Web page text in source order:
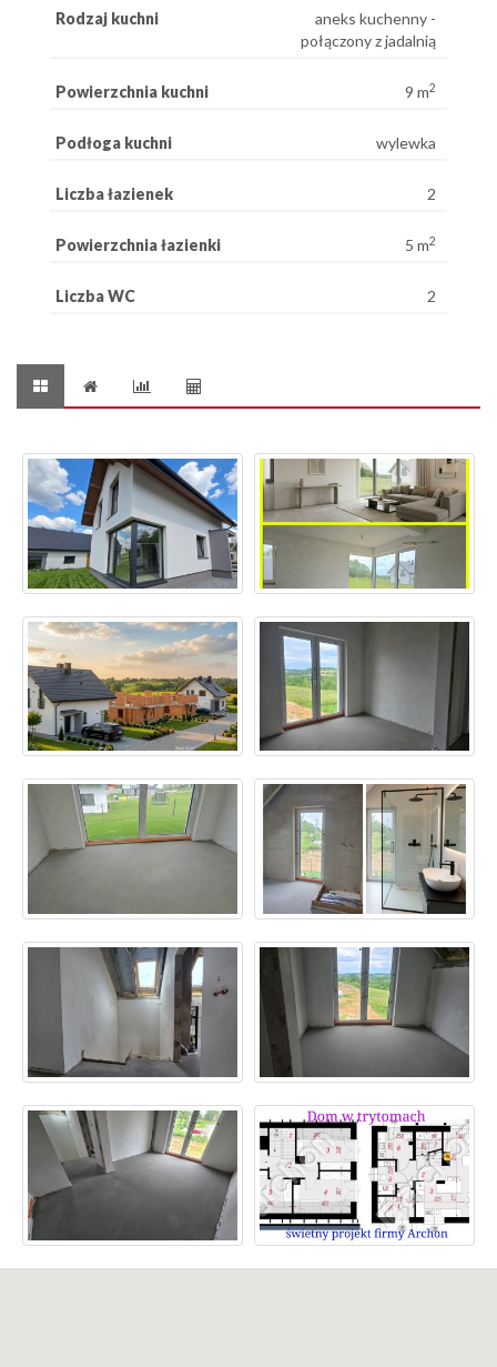
Rodzaj kuchni
aneks kuchenny -
połączony z jadalnią
Powierzchnia kuchni 9 m2
Podłoga kuchni wylewka
Liczba łazienek 2
Powierzchnia łazienki 5 m2
Liczba WC 2